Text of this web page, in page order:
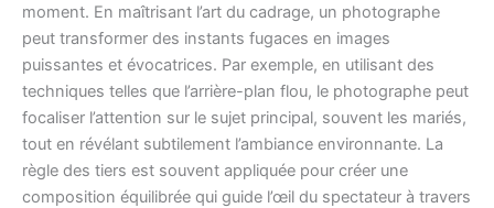
moment. En maîtrisant l’art du cadrage, un photographe
peut transformer des instants fugaces en images
puissantes et évocatrices. Par exemple, en utilisant des
techniques telles que l’arrière-plan flou, le photographe peut
focaliser l’attention sur le sujet principal, souvent les mariés,
tout en révélant subtilement l’ambiance environnante. La
règle des tiers est souvent appliquée pour créer une
composition équilibrée qui guide l’œil du spectateur à travers